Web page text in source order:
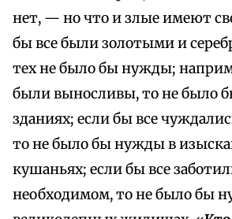
нет, — но что и злые имеют
бы все были золотыми и
тех не было бы нужды;
были выносливы, то не было
зданиях; если бы все
то не было бы нужды в
кушаньях; если бы все
необходимом, то не было бы